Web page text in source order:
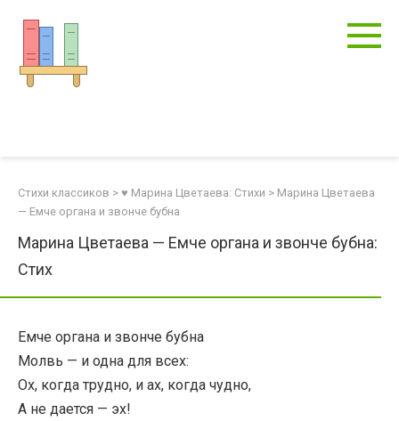
контенту
Стихи классиков > ♥ Марина Цветаева: Стихи > Марина Цветаева
— Емче органа и звонче бубна
Марина Цветаева — Емче органа и звонче бубна:
Стих
Емче органа и звонче бубна
Молвь — и одна для всех:
Ох, когда трудно, и ах, когда чудно,
А не дается — эх!